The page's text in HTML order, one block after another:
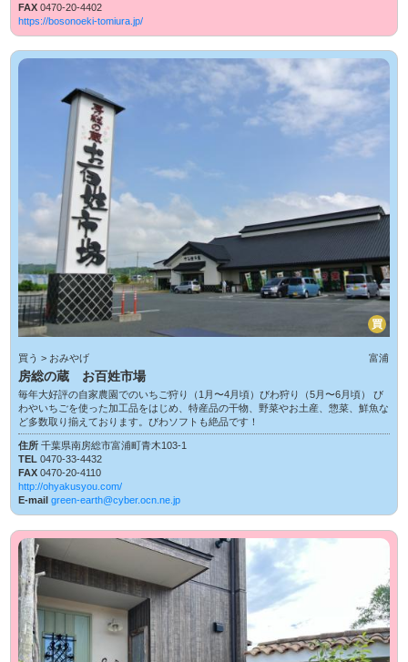
FAX0470-20-4402
https://bosonoeki-tomiura.jp/
買
買う > おみやげ 富浦
房総の蔵 お百姓市場
毎年大好評の自家農園でのいちご狩り（1月〜4月頃）びわ狩り（5月〜6月頃） び
わやいちごを使った加工品をはじめ、特産品の干物、野菜やお土産、惣菜、鮮魚な
ど多数取り揃えております。びわソフトも絶品です！
住所千葉県南房総市富浦町青木103-1
TEL0470-33-4432
FAX0470-20-4110
http://ohyakusyou.com/
E-mailgreen-earth@cyber.ocn.ne.jp